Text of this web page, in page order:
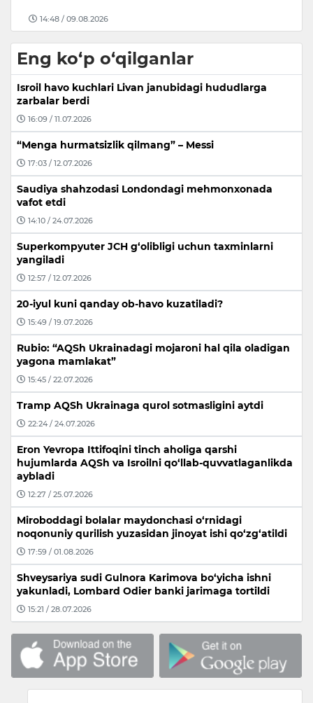
Eng ko‘p o‘qilganlar
Isroil havo kuchlari Livan janubidagi hududlarga
zarbalar berdi
16:09 / 11.07.2026
“Menga hurmatsizlik qilmang” – Messi
17:03 / 12.07.2026
Saudiya shahzodasi Londondagi mehmonxonada
vafot etdi
14:10 / 24.07.2026
Superkompyuter JCH g‘olibligi uchun taxminlarni
yangiladi
12:57 / 12.07.2026
20-iyul kuni qanday ob-havo kuzatiladi?
15:49 / 19.07.2026
Rubio: “AQSh Ukrainadagi mojaroni hal qila oladigan
yagona mamlakat”
15:45 / 22.07.2026
Tramp AQSh Ukrainaga qurol sotmasligini aytdi
22:24 / 24.07.2026
Eron Yevropa Ittifoqini tinch aholiga qarshi
hujumlarda AQSh va Isroilni qo‘llab-quvvatlaganlikda
aybladi
12:27 / 25.07.2026
Miroboddagi bolalar maydonchasi o‘rnidagi
noqonuniy qurilish yuzasidan jinoyat ishi qo‘zg‘atildi
17:59 / 01.08.2026
Shveysariya sudi Gulnora Karimova bo‘yicha ishni
yakunladi, Lombard Odier banki jarimaga tortildi
15:21 / 28.07.2026